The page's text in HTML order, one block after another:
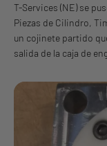
T-Services (NE) se
Piezas de Cilindro,
un cojinete partido
salida de la caja de